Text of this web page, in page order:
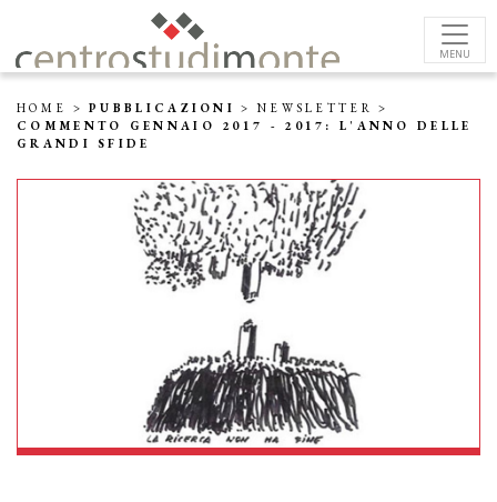
MENU
HOME >PUBBLICAZIONI >NEWSLETTER >
COMMENTO GENNAIO 2017 - 2017: L'ANNO DELLE
GRANDI SFIDE